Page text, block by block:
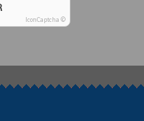
IconCaptcha ©